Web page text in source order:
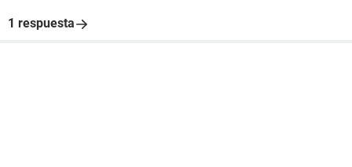
1 respuesta